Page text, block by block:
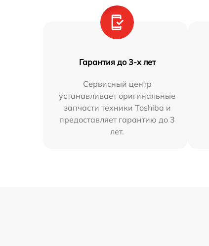
Гарантия до 3-х лет
Сервисный центр
устанавливает оригинальные
запчасти техники Toshiba и
предоставляет гарантию до 3
лет.